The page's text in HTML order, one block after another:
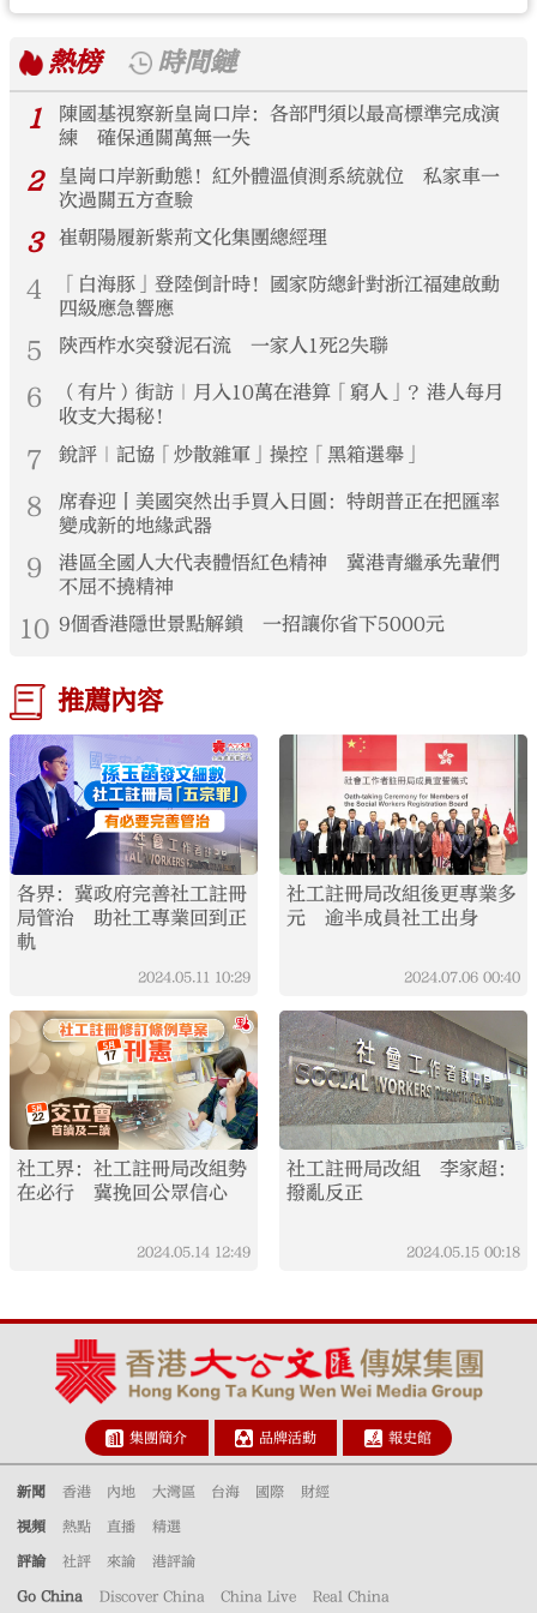
熱榜
時間鏈
1
陳國基視察新皇崗口岸：各部門須以最高標準完成演
練 確保通關萬無一失
2
皇崗口岸新動態！紅外體溫偵測系統就位 私家車一
次過關五方查驗
3 崔朝陽履新紫荊文化集團總經理
4
「白海豚」登陸倒計時！國家防總針對浙江福建啟動
四級應急響應
5 陝西柞水突發泥石流 一家人1死2失聯
6
（有片）街訪｜月入10萬在港算「窮人」？港人每月
收支大揭秘！
7 銳評｜記協「炒散雜軍」操控「黑箱選舉」
8
席春迎丨美國突然出手買入日圓：特朗普正在把匯率
變成新的地緣武器
9
港區全國人大代表體悟紅色精神 冀港青繼承先輩們
不屈不撓精神
10 9個香港隱世景點解鎖 一招讓你省下5000元
推薦內容
各界：冀政府完善社工註冊
局管治 助社工專業回到正
軌
2024.05.11 10:29
社工註冊局改組後更專業多
元 逾半成員社工出身
2024.07.06 00:40
社工界：社工註冊局改組勢
在必行 冀挽回公眾信心
2024.05.14 12:49
社工註冊局改組 李家超：
撥亂反正
2024.05.15 00:18
集團簡介 品牌活動 報史館
新聞 香港 內地 大灣區 台海 國際 財經
視頻 熱點 直播 精選
評論 社評 來論 港評論
Go China Discover China China Live Real China